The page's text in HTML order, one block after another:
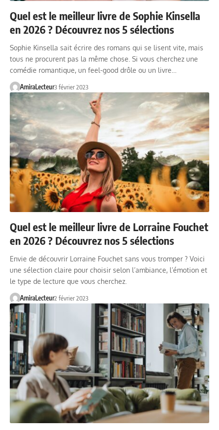
Quel est le meilleur livre de Sophie Kinsella
en 2026 ? Découvrez nos 5 sélections
Sophie Kinsella sait écrire des romans qui se lisent vite, mais
tous ne procurent pas la même chose. Si vous cherchez une
comédie romantique, un feel-good drôle ou un livre…
AmiraLecteur3 février 2023
Quel est le meilleur livre de Lorraine Fouchet
en 2026 ? Découvrez nos 5 sélections
Envie de découvrir Lorraine Fouchet sans vous tromper ? Voici
une sélection claire pour choisir selon l’ambiance, l’émotion et
le type de lecture que vous cherchez.
AmiraLecteur2 février 2023